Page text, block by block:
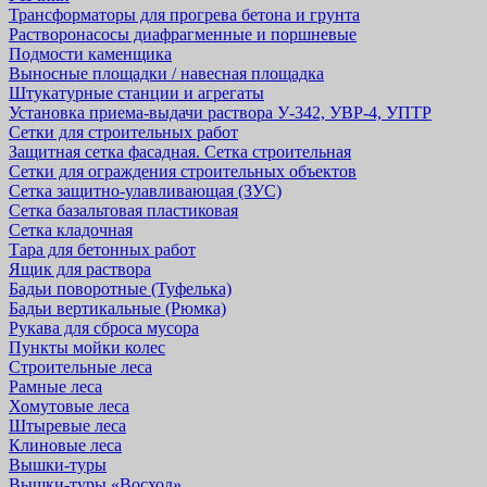
Трансформаторы для прогрева бетона и грунта
Растворонасосы диафрагменные и поршневые
Подмости каменщика
Выносные площадки / навесная площадка
Штукатурные станции и агрегаты
Установка приема-выдачи раствора У-342, УВР-4, УПТР
Сетки для строительных работ
Защитная cетка фасадная. Сетка строительная
Сетки для ограждения строительных объектов
Сетка защитно-улавливающая (ЗУС)
Сетка базальтовая пластиковая
Сетка кладочная
Тара для бетонных работ
Ящик для раствора
Бадьи поворотные (Туфелька)
Бадьи вертикальные (Рюмка)
Рукава для сброса мусора
Пункты мойки колес
Строительные леса
Рамные леса
Хомутовые леса
Штыревые леса
Клиновые леса
Вышки-туры